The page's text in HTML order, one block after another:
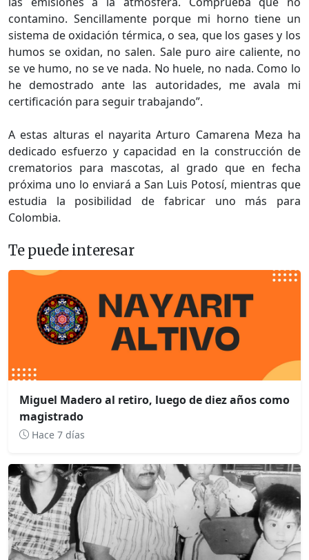
contamino. Sencillamente porque mi horno tiene un
sistema de oxidación térmica, o sea, que los gases y los
humos se oxidan, no salen. Sale puro aire caliente, no
se ve humo, no se ve nada. No huele, no nada. Como lo
he demostrado ante las autoridades, me avala mi
certificación para seguir trabajando”.
A estas alturas el nayarita Arturo Camarena Meza ha
dedicado esfuerzo y capacidad en la construcción de
crematorios para mascotas, al grado que en fecha
próxima uno lo enviará a San Luis Potosí, mientras que
estudia la posibilidad de fabricar uno más para
Colombia.
Te puede interesar
Miguel Madero al retiro, luego de diez años como
magistrado
Hace 7 días